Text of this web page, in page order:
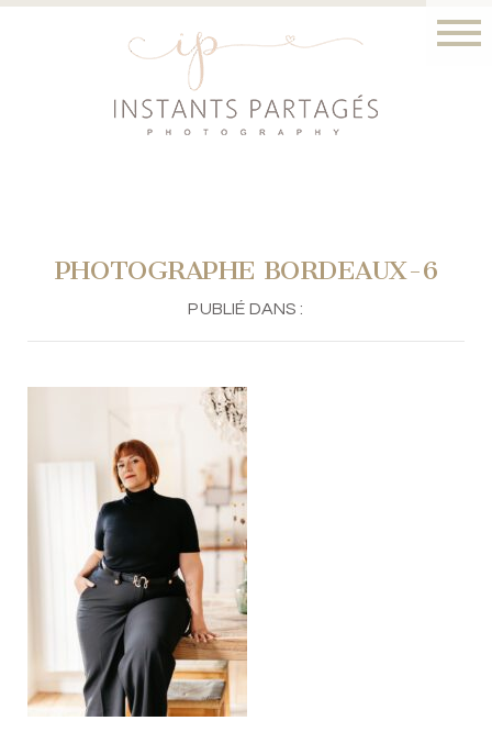
PHOTOGRAPHE BORDEAUX-6
PUBLIÉ DANS :